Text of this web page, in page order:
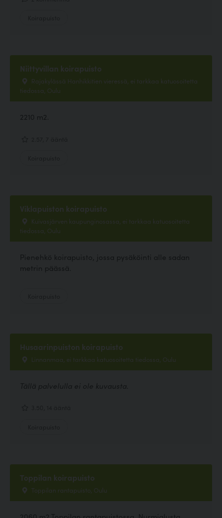
Niittyvillan koirapuisto
Rajakylässä Hanhikkitien vieressä, ei tarkkaa katuosoitetta
tiedossa, Oulu
2210 m2.
Viklapuiston koirapuisto
Kuivasjärven kaupunginosassa, ei tarkkaa katuosoitetta
tiedossa, Oulu
Pienehkö koirapuisto, jossa pysäköinti alle sadan
metrin päässä.
Husaarinpuiston koirapuisto
Linnanmaa, ei tarkkaa katuosoitetta tiedossa, Oulu
Tällä palvelulla ei ole kuvausta.
Toppilan koirapuisto
Toppilan rantapuisto, Oulu